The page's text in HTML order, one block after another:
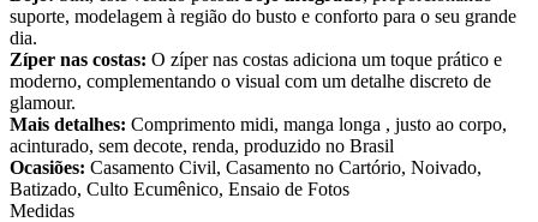
suporte, modelagem à região do busto e conforto para o seu grande
dia.
Zíper nas costas: O zíper nas costas adiciona um toque prático e
moderno, complementando o visual com um detalhe discreto de
glamour.
Mais detalhes: Comprimento midi, manga longa , justo ao corpo,
acinturado, sem decote, renda, produzido no Brasil
Ocasiões: Casamento Civil, Casamento no Cartório, Noivado,
Batizado, Culto Ecumênico, Ensaio de Fotos
Medidas